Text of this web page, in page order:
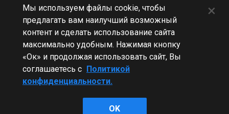
ПЕРЕЙТИ К СПИСКУ ТЕМ
Флудилка
Стиль
Мы используем файлы cookie, чтобы
предлагать вам наилучший возможный
контент и сделать использование сайта
максимально удобным. Нажимая кнопку
«Ок» и продолжая использовать сайт, Вы
соглашаетесь с Политикой
конфиденциальности.
OK
×